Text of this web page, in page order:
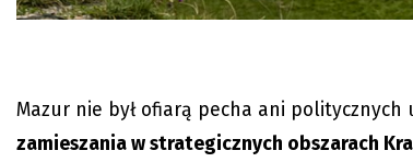
Mazur nie był ofiarą pecha ani politycznych
zamieszania w strategicznych obszarach